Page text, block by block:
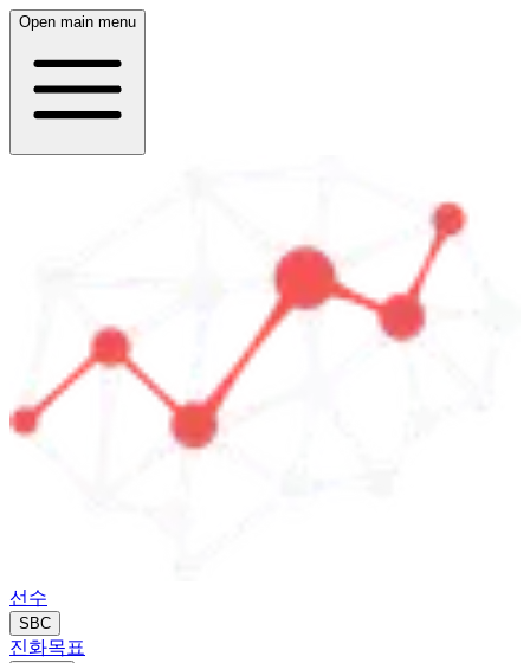
Open main menu
선수
SBC
진화목표